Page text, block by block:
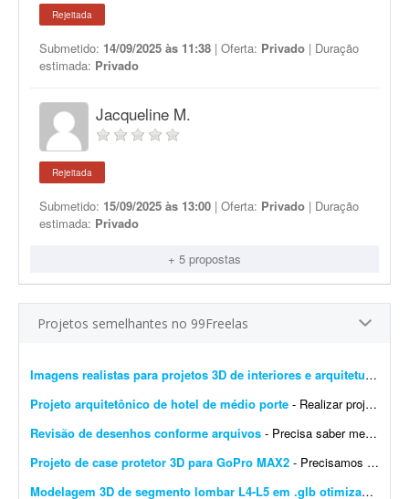
Rejeitada
Submetido: 14/09/2025 às 11:38 | Oferta: Privado | Duração
estimada: Privado
Jacqueline M.
Rejeitada
Submetido: 15/09/2025 às 13:00 | Oferta: Privado | Duração
estimada: Privado
+ 5 propostas
Projetos semelhantes no 99Freelas
Imagens realistas para projetos 3D de interiores e arquitetura
Projeto arquitetônico de hotel de médio porte - Realizar projeto arquitetônico para hotel de médio porte e entregar os desenhos técnicos realizados em softwares de modelagem CAD/BIM. Você deverá entregar: * Rel...
Revisão de desenhos conforme arquivos - Precisa saber mexer em Autocad, Layout, Sketchup, Excel. Conforme listagem do word dos ajustes solicitados edas fotos dos ajustes feito a mão para passar para cad, layout e excel.
Projeto de case protetor 3D para GoPro MAX2 - Precisamos do projeto 3D de um case protetor rígido para a câmera GoPro MAX2 (360°, 64 × 69,7 × 48,7 mm). O que o case precisa ter: - Envolver todo o corpo da câ...
Modelagem 3D de segmento lombar L4-L5 em .glb otimizado para WebGL